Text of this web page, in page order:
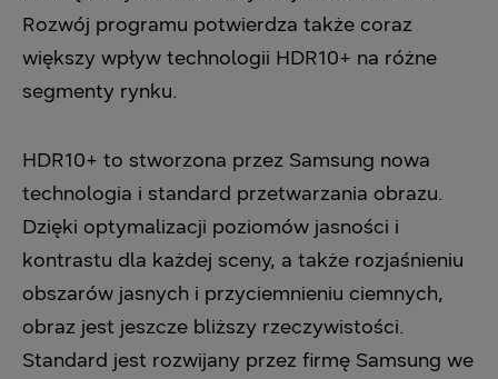
Rozwój programu potwierdza także coraz
większy wpływ technologii HDR10+ na różne
segmenty rynku.
HDR10+ to stworzona przez Samsung nowa
technologia i standard przetwarzania obrazu.
Dzięki optymalizacji poziomów jasności i
kontrastu dla każdej sceny, a także rozjaśnieniu
obszarów jasnych i przyciemnieniu ciemnych,
obraz jest jeszcze bliższy rzeczywistości.
Standard jest rozwijany przez firmę Samsung we